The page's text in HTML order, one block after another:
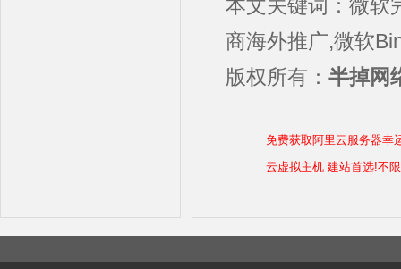
本文关键词：微软
商海外推广,微软
版权所有： 半掉网
免费获取阿里云服务器幸
云虚拟主机 建站首选!不